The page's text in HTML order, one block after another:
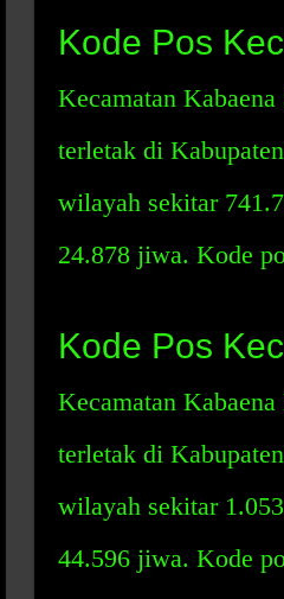
Kode Pos
Kecamatan
terletak di
wilayah sekitar
24.878 jiwa. Kode
Kode Pos
Kecamatan
terletak di
wilayah sekitar
44.596 jiwa. Kode